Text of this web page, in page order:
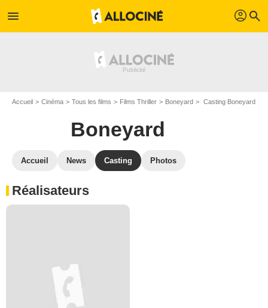
menu profil search
Accueil Cinéma Tous les films Films Thriller Boneyard Casting Boneyard
Boneyard
Accueil News Casting Photos
Réalisateurs